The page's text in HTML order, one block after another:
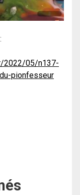
2022/05/n137-
pionfesseur